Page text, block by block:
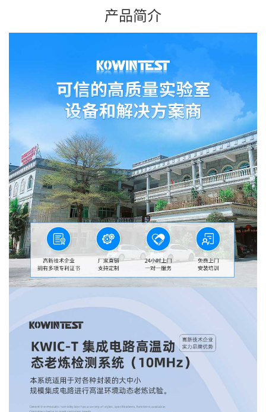
产品简介